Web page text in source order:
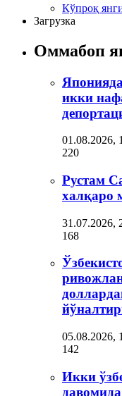
Кўпроқ
Загрузка
Оммабоп
икки
01.08.2026,
220
Рустам
халқаро
31.07.2026,
168
05.08.2026,
142
Икки